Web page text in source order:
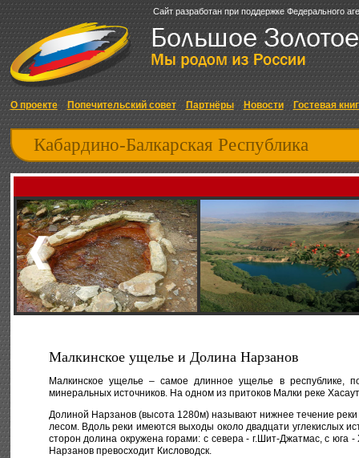
Сайт разработан при поддержке Федерального
О проекте Попечительский совет Партнёры Новости Гостевая
Кабардино-Балкарская Республика
Малкинское ущелье и Долина Нарзанов
Малкинское ущелье – самое длинное ущелье в республике,
минеральных источников. На одном из притоков Малки реке
Долиной Нарзанов (высота 1280м) называют нижнее течение
лесом. Вдоль реки имеются выходы около двадцати углекислых
сторон долина окружена горами: с севера - г.Шит-Джатмас, с юга
Нарзанов превосходит Кисловодск.